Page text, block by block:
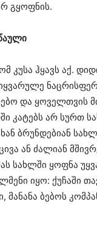
გყოფნის.
კუსა ჰყავს აქ.
და ყოველთვის
კატებს არ სურთ
ბრუნდებიან
ან ძალიან
სახლში ყოფნა
იყო: ქუჩაში
მანანა ბებოს